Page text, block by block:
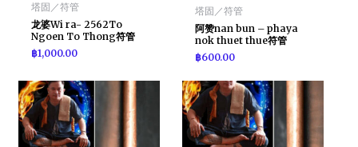
塔固／符管
龙婆Wi ra- 2562To
Ngoen To Thong符管
฿1,000.00
塔固／符管
阿赞nan bun – phaya
nok thuet thue符管
฿600.00